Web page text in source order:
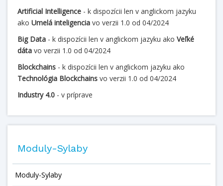
Artificial Intelligence - k dispozícii len v anglickom jazyku
ako Umelá inteligencia vo verzii 1.0 od 04/2024
Big Data - k dispozícii len v anglickom jazyku ako Veľké
dáta vo verzii 1.0 od 04/2024
Blockchains - k dispozícii len v anglickom jazyku ako
Technológia Blockchains vo verzii 1.0 od 04/2024
Industry 4.0 - v príprave
Moduly-Sylaby
Moduly-Sylaby